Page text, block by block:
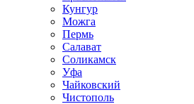
Кунгур
Можга
Пермь
Салават
Соликамск
Уфа
Чайковский
Чистополь